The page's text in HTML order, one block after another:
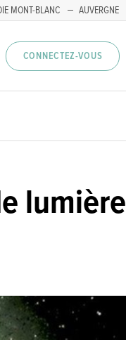
MONT-BLANC AUVERGNE
CONNECTEZ-VOUS
lumière